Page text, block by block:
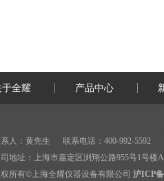
于全耀 产品中心
人：黄先生 联系电话：400-992-5592
地址：上海市嘉定区浏翔公路955号1号楼
所有©上海全耀仪器设备有限公司 沪ICP